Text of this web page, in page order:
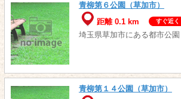
青柳第６公園（草加市）
距離 0.1 km
すぐ近く
埼玉県草加市にある都市公園
青柳第１４公園（草加市）